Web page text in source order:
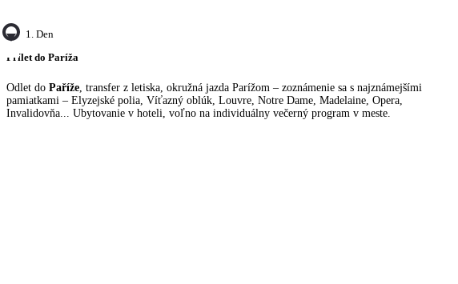
1. Den
Prílet do Paríža
Odlet do Paříže, transfer z letiska, okružná jazda Parížom – zoznámenie sa s najznámejšími
pamiatkami – Elyzejské polia, Víťazný oblúk, Louvre, Notre Dame, Madelaine, Opera,
Invalidovňa... Ubytovanie v hoteli, voľno na individuálny večerný program v meste.